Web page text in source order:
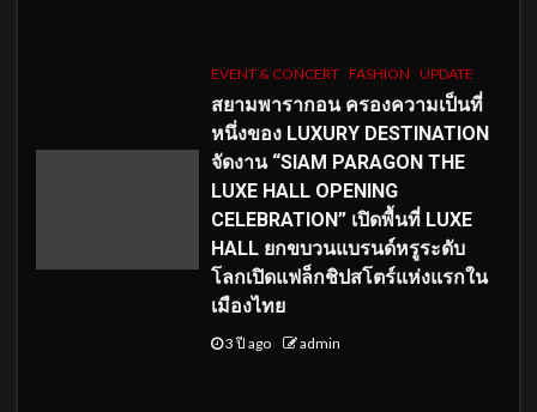
EVENT & CONCERT FASHION UPDATE
สยามพารากอน ครองความเป็นที่
หนึ่งของ LUXURY DESTINATION
จัดงาน “SIAM PARAGON THE
LUXE HALL OPENING
CELEBRATION” เปิดพื้นที่ LUXE
HALL ยกขบวนแบรนด์หรูระดับ
โลกเปิดแฟล็กชิปสโตร์แห่งแรกใน
เมืองไทย
3 ปี ago admin